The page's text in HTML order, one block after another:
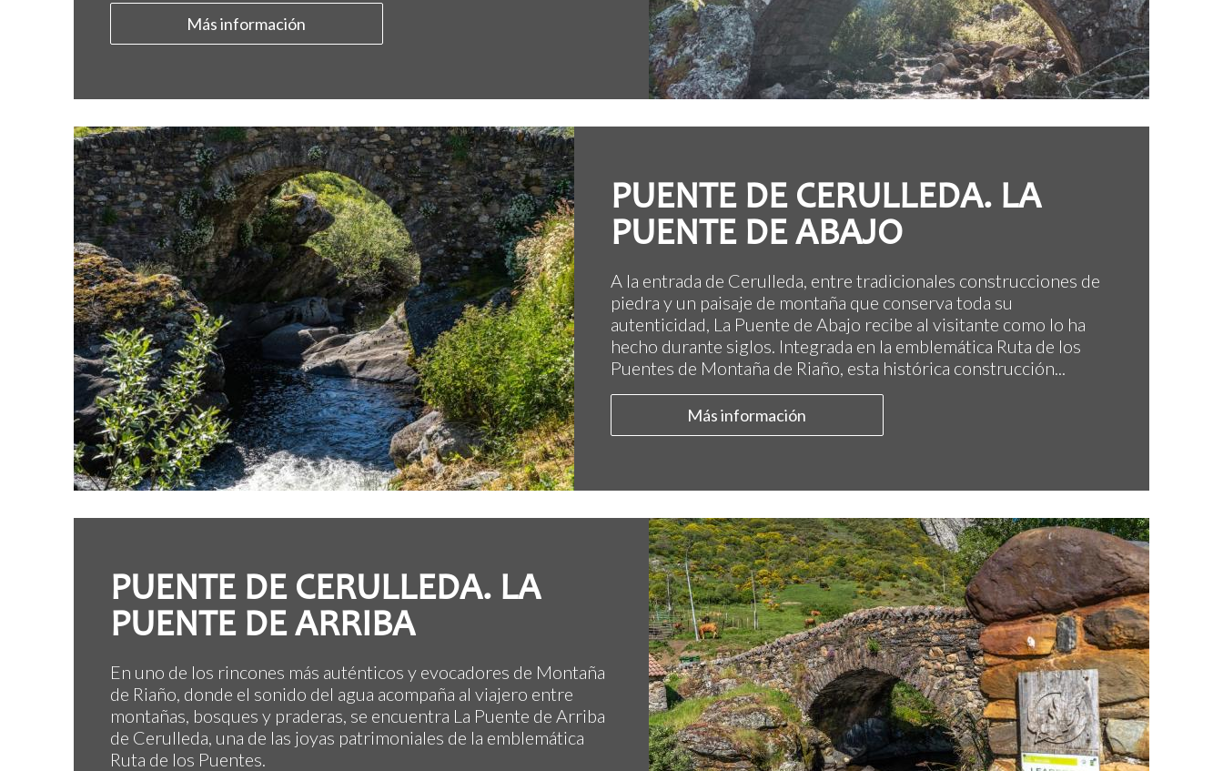
Más información
PUENTE DE CERULLEDA. LA
PUENTE DE ABAJO
A la entrada de Cerulleda, entre tradicionales construcciones de
piedra y un paisaje de montaña que conserva toda su
autenticidad, La Puente de Abajo recibe al visitante como lo ha
hecho durante siglos. Integrada en la emblemática Ruta de los
Puentes de Montaña de Riaño, esta histórica construcción...
Más información
PUENTE DE CERULLEDA. LA
PUENTE DE ARRIBA
En uno de los rincones más auténticos y evocadores de Montaña
de Riaño, donde el sonido del agua acompaña al viajero entre
montañas, bosques y praderas, se encuentra La Puente de Arriba
de Cerulleda, una de las joyas patrimoniales de la emblemática
Ruta de los Puentes.